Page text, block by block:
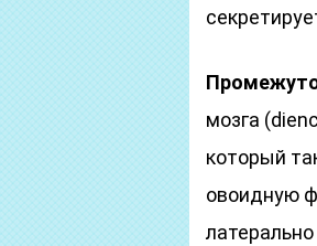
мозга
который
овоидную